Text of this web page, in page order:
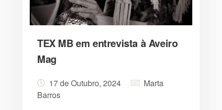
TEX MB em entrevista à Aveiro
Mag
17 de Outubro, 2024
Marta
Barros